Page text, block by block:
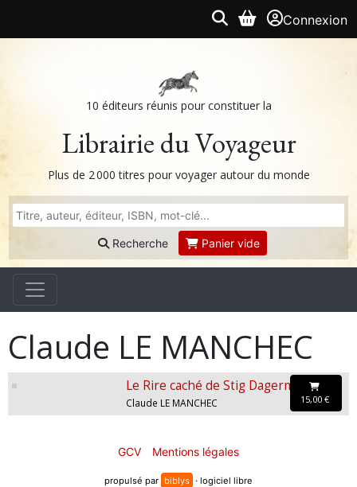
Connexion
10 éditeurs réunis pour constituer la
Librairie du Voyageur
Plus de 2 000 titres pour voyager autour du monde
Recherche Panier vide
Claude LE MANCHEC
Le Rire caché de Stig Dagerman
Claude LE MANCHEC 15,00 €
GCV Mentions légales
propulsé par biblys · logiciel libre